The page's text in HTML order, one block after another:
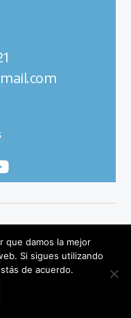
2021
que damos la mejor
Si sigues utilizando
de acuerdo.